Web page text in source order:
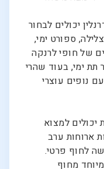
יכולים לבחור
ספורט ימי,
של חופי לרנקה
ימי, בעוד שהרי
נופים עוצרי
למצוא
ארוחות ערב
לחוף פרטי.
מחוף